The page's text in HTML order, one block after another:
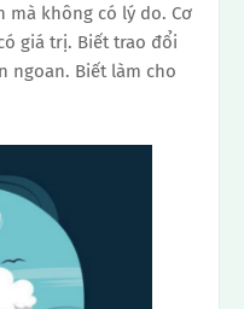
mà không có lý do. Cơ
giá trị. Biết trao đổi
ngoan. Biết làm cho